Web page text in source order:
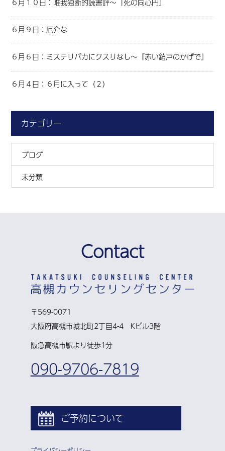
６月９日：厄介な
６月６日：ミステリバカにクスリなし～『赤い鎧戸のかげで』
６月４日：６月に入って（２）
カテゴリー
ブログ
未分類
Contact
〒569-0071
大阪府高槻市城北町2丁目4-4 Kビル3階
阪急高槻市駅より徒歩1分
090-9706-7819
ご予約について